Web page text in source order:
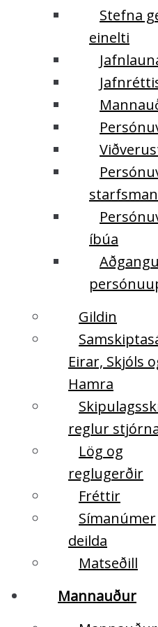
Stefna
einelti
íbúa
Gildin
Eirar, Skjóls
Hamra
reglur
Lög og
reglugerðir
Fréttir
Símanúmer
deilda
Matseðill
Mannauður